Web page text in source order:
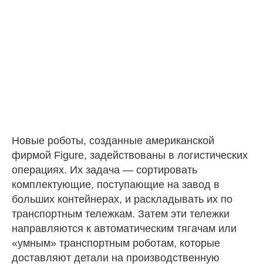
Новые роботы, созданные американской
фирмой Figure, задействованы в логистических
операциях. Их задача — сортировать
комплектующие, поступающие на завод в
больших контейнерах, и раскладывать их по
транспортным тележкам. Затем эти тележки
направляются к автоматическим тягачам или
«умным» транспортным роботам, которые
доставляют детали на производственную